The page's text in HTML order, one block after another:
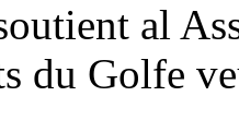
al
du Golfe